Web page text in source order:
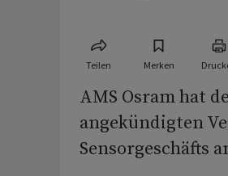
Teilen Merken
AMS Osram hat
angekündigten
Sensorgeschäfts